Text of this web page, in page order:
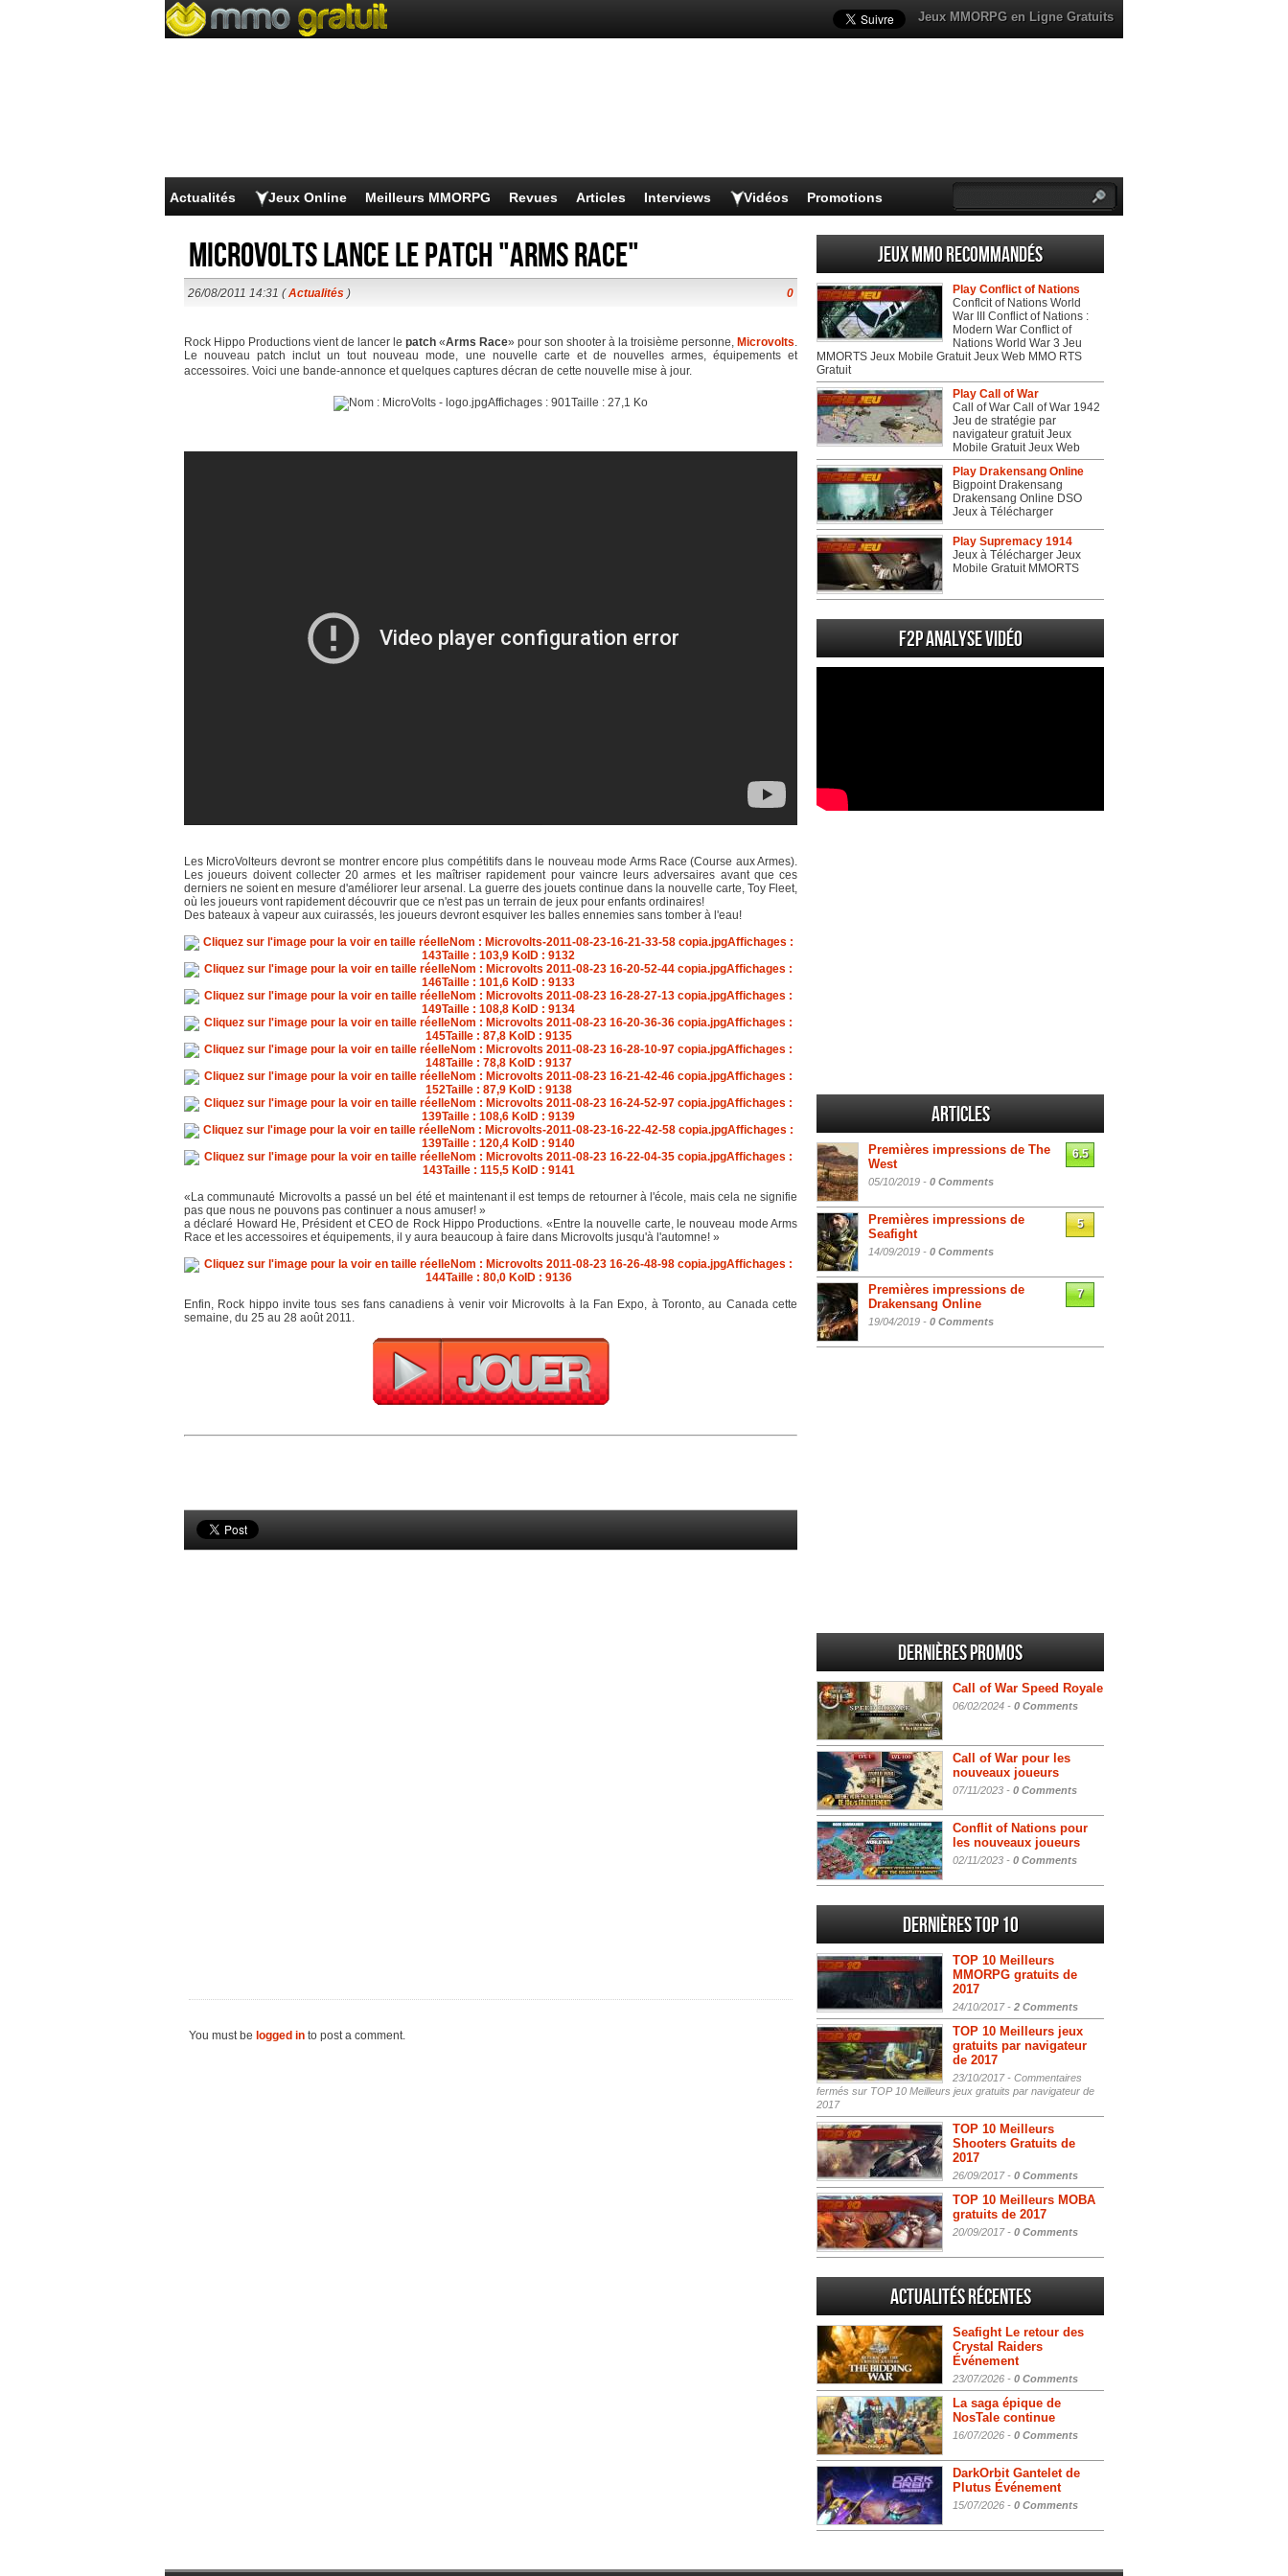
Jeux MMORPG en Ligne Gratuits
Actualités Jeux Online Meilleurs MMORPG Revues Articles Interviews Vidéos Promotions
MicroVolts lance le patch "Arms Race"
26/08/2011 14:31 (Actualités ) 0
Rock Hippo Productions vient de lancer le patch «Arms Race» pour son shooter à la troisième personne, Microvolts.
Le nouveau patch inclut un tout nouveau mode, une nouvelle carte et de nouvelles armes, équipements et
accessoires. Voici une bande-annonce et quelques captures décran de cette nouvelle mise à jour.
Les MicroVolteurs devront se montrer encore plus compétitifs dans le nouveau mode Arms Race (Course aux Armes).
Les joueurs doivent collecter 20 armes et les maîtriser rapidement pour vaincre leurs adversaires avant que ces
derniers ne soient en mesure d'améliorer leur arsenal. La guerre des jouets continue dans la nouvelle carte, Toy Fleet,
où les joueurs vont rapidement découvrir que ce n'est pas un terrain de jeux pour enfants ordinaires!
Des bateaux à vapeur aux cuirassés, les joueurs devront esquiver les balles ennemies sans tomber à l'eau!
«La communauté Microvolts a passé un bel été et maintenant il est temps de retourner à l'école, mais cela ne signifie
pas que nous ne pouvons pas continuer a nous amuser! »
a déclaré Howard He, Président et CEO de Rock Hippo Productions. «Entre la nouvelle carte, le nouveau mode Arms
Race et les accessoires et équipements, il y aura beaucoup à faire dans Microvolts jusqu'à l'automne! »
Enfin, Rock hippo invite tous ses fans canadiens à venir voir Microvolts à la Fan Expo, à Toronto, au Canada cette
semaine, du 25 au 28 août 2011.
You must be logged in to post a comment.
Jeux MMO recommandés
Play Conflict of Nations
Conflcit of Nations World
War III Conflict of Nations :
Modern War Conflict of
Nations World War 3 Jeu
MMORTS Jeux Mobile Gratuit Jeux Web MMO RTS
Gratuit
Play Call of War
Call of War Call of War 1942
Jeu de stratégie par
navigateur gratuit Jeux
Mobile Gratuit Jeux Web
Play Drakensang Online
Bigpoint Drakensang
Drakensang Online DSO
Jeux à Télécharger
Play Supremacy 1914
Jeux à Télécharger Jeux
Mobile Gratuit MMORTS
F2P Analyse vidéo
Articles
Premières impressions de The
West
05/10/2019 - 0 Comments
6.5
Premières impressions de
Seafight
14/09/2019 - 0 Comments
5
Premières impressions de
Drakensang Online
19/04/2019 - 0 Comments
7
Dernières promos
Call of War Speed Royale
06/02/2024 - 0 Comments
Call of War pour les
nouveaux joueurs
07/11/2023 - 0 Comments
Conflit of Nations pour
les nouveaux joueurs
02/11/2023 - 0 Comments
Dernières Top 10
TOP 10 Meilleurs
MMORPG gratuits de
2017
24/10/2017 - 2 Comments
TOP 10 Meilleurs jeux
gratuits par navigateur
de 2017
23/10/2017 - Commentaires
fermés sur TOP 10 Meilleurs jeux gratuits par navigateur de
2017
TOP 10 Meilleurs
Shooters Gratuits de
2017
26/09/2017 - 0 Comments
TOP 10 Meilleurs MOBA
gratuits de 2017
20/09/2017 - 0 Comments
Actualités Récentes
Seafight Le retour des
Crystal Raiders
Événement
23/07/2026 - 0 Comments
La saga épique de
NosTale continue
16/07/2026 - 0 Comments
DarkOrbit Gantelet de
Plutus Événement
15/07/2026 - 0 Comments